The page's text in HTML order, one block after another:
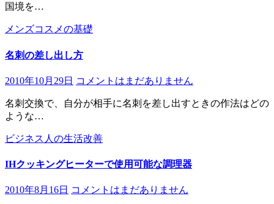
国境を…
メンズコスメの基礎
名刺の差し出し方
2010年10月29日 コメントはまだありません
名刺交換で、自分が相手に名刺を差し出すときの作法はどの
ような…
ビジネス人の生活改善
IHクッキングヒーターで使用可能な調理器
2010年8月16日 コメントはまだありません